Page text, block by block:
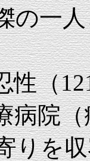
の一
（
病院
りを